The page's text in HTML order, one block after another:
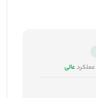
عملکردعالی